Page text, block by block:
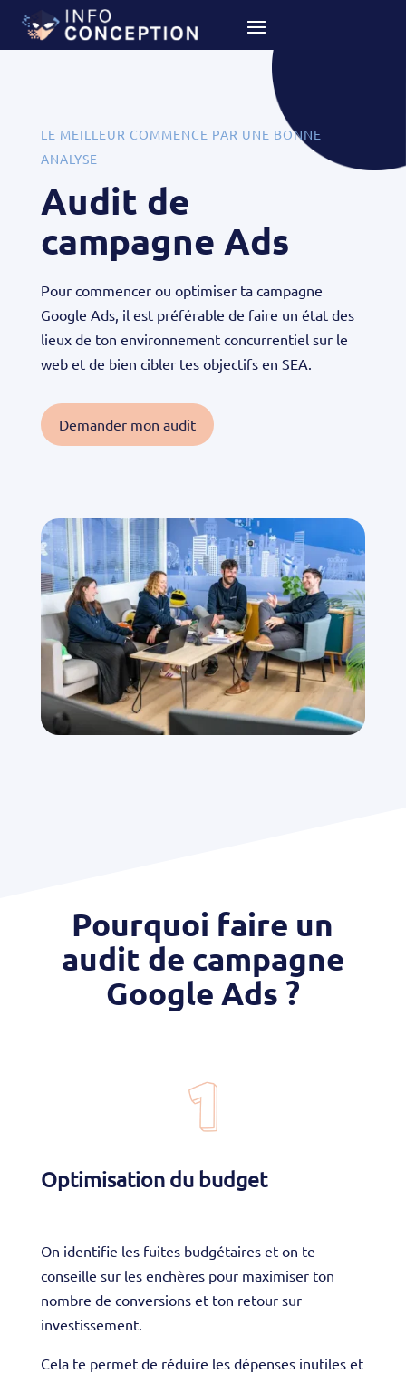
LE MEILLEUR COMMENCE PAR UNE BONNE
ANALYSE
Audit de
campagne Ads
Pour commencer ou optimiser ta campagne
Google Ads, il est préférable de faire un état des
lieux de ton environnement concurrentiel sur le
web et de bien cibler tes objectifs en SEA.
Demander mon audit
Pourquoi faire un
audit de campagne
Google Ads ?
Optimisation du budget
On identifie les fuites budgétaires et on te
conseille sur les enchères pour maximiser ton
nombre de conversions et ton retour sur
investissement.
Cela te permet de réduire les dépenses inutiles et